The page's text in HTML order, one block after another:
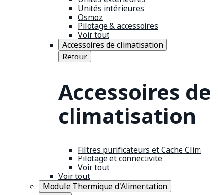
Unités intérieures
Osmoz
Pilotage & accessoires
Voir tout
Accessoires de climatisation
Retour
Accessoires de
climatisation
Filtres purificateurs et Cache Clim
Pilotage et connectivité
Voir tout
Voir tout
Module Thermique d'Alimentation